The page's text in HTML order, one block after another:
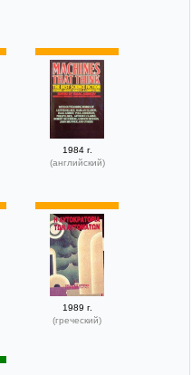
1984 г.
(английский)
1989 г.
(греческий)